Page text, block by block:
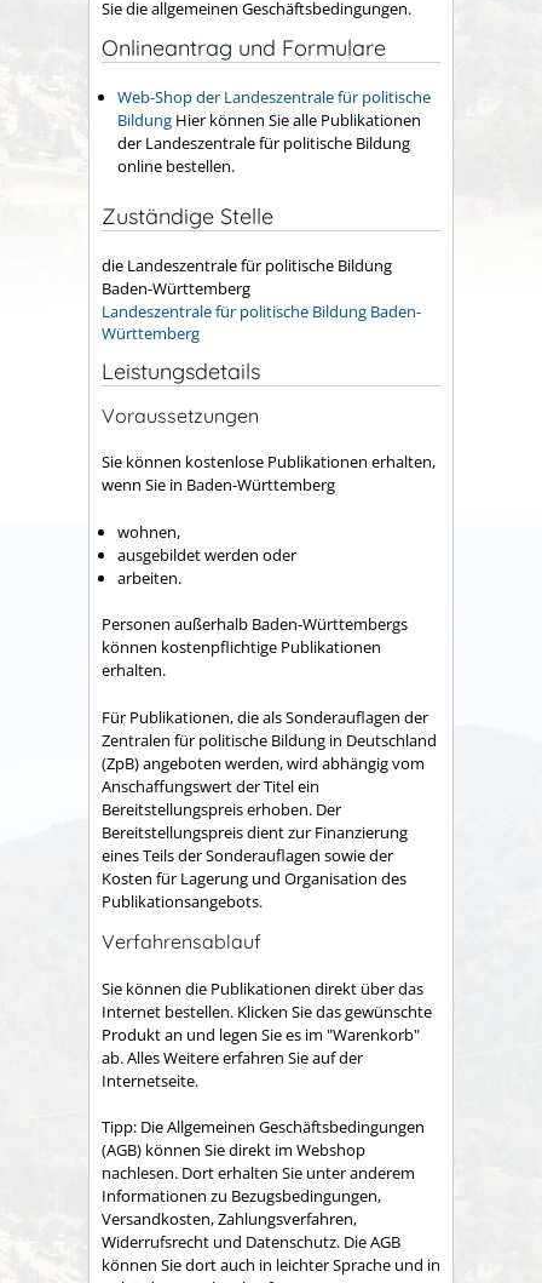
Sie die allgemeinen Geschäftsbedingungen.
Onlineantrag und Formulare
Web-Shop der Landeszentrale für politische
Bildung Hier können Sie alle Publikationen
der Landeszentrale für politische Bildung
online bestellen.
Zuständige Stelle
die Landeszentrale für politische Bildung
Baden-Württemberg
Landeszentrale für politische Bildung Baden-
Württemberg
Leistungsdetails
Voraussetzungen
Sie können kostenlose Publikationen erhalten,
wenn Sie in Baden-Württemberg
wohnen,
ausgebildet werden oder
arbeiten.
Personen außerhalb Baden-Württembergs
können kostenpflichtige Publikationen
erhalten.
Für Publikationen, die als Sonderauflagen der
Zentralen für politische Bildung in Deutschland
(ZpB) angeboten werden, wird abhängig vom
Anschaffungswert der Titel ein
Bereitstellungspreis erhoben. Der
Bereitstellungspreis dient zur Finanzierung
eines Teils der Sonderauflagen sowie der
Kosten für Lagerung und Organisation des
Publikationsangebots.
Verfahrensablauf
Sie können die Publikationen direkt über das
Internet bestellen. Klicken Sie das gewünschte
Produkt an und legen Sie es im "Warenkorb"
ab. Alles Weitere erfahren Sie auf der
Internetseite.
Tipp: Die Allgemeinen Geschäftsbedingungen
(AGB) können Sie direkt im Webshop
nachlesen. Dort erhalten Sie unter anderem
Informationen zu Bezugsbedingungen,
Versandkosten, Zahlungsverfahren,
Widerrufsrecht und Datenschutz. Die AGB
können Sie dort auch in leichter Sprache und in